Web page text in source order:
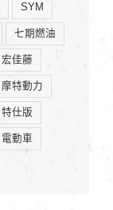
SYM
七期燃油
宏佳藤
摩特動力
特仕版
電動車